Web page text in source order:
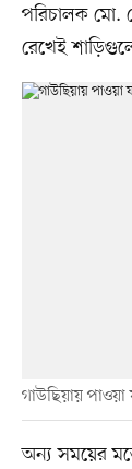
পরিচালক মো.
রেখেই
গাউছিয়ায় পাওয়া
অন্য সময়ের